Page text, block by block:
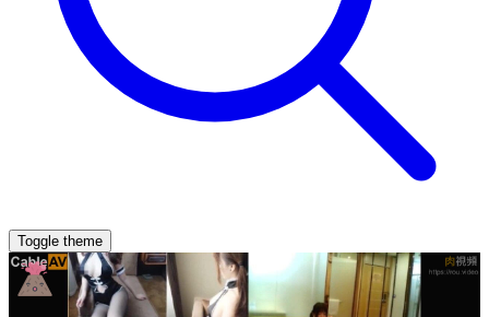
Toggle theme